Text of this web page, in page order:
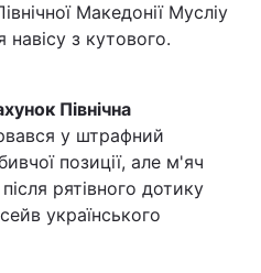
Македонії Мусліу
навісу з кутового.
Північна
у штрафний
позиції, але м'яч
рятівного дотику
українського